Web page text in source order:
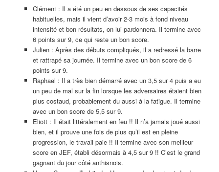
Clément : Il a été un peu en dessous de ses capacités
habituelles, mais il vient d’avoir 2-3 mois à fond niveau
intensité et bon résultats, on lui pardonnera. Il termine avec
6 points sur 9, ce qui reste un bon score.
Julien : Après des débuts compliqués, il a redressé la barre
et rattrapé sa journée. Il termine avec un bon score de 6
points sur 9.
Raphael : Il a très bien démarré avec un 3,5 sur 4 puis a eu
un peu de mal sur la fin lorsque les adversaires étaient bien
plus costaud, probablement du aussi à la fatigue. Il termine
avec un bon score de 5,5 sur 9.
Eliott : Il était littéralement en feu !! Il n’a jamais joué aussi
bien, et il prouve une fois de plus qu’il est en pleine
progression, le travail paie !! Il termine avec son meilleur
score en JEF, établi désormais à 4,5 sur 9 !! C’est le grand
gagnant du jour côté anthisnois.